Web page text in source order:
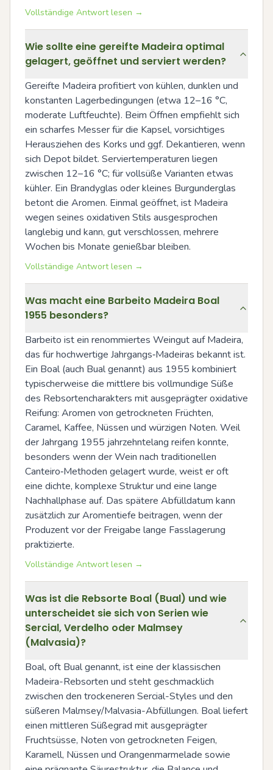
Vollständige Antwort lesen →
Wie sollte eine gereifte Madeira optimal
gelagert, geöffnet und serviert werden?
Gereifte Madeira profitiert von kühlen, dunklen und
konstanten Lagerbedingungen (etwa 12–16 °C,
moderate Luftfeuchte). Beim Öffnen empfiehlt sich
ein scharfes Messer für die Kapsel, vorsichtiges
Herausziehen des Korks und ggf. Dekantieren, wenn
sich Depot bildet. Serviertemperaturen liegen
zwischen 12–16 °C; für vollsüße Varianten etwas
kühler. Ein Brandyglas oder kleines Burgunderglas
betont die Aromen. Einmal geöffnet, ist Madeira
wegen seines oxidativen Stils ausgesprochen
langlebig und kann, gut verschlossen, mehrere
Wochen bis Monate genießbar bleiben.
Vollständige Antwort lesen →
Was macht eine Barbeito Madeira Boal
1955 besonders?
Barbeito ist ein renommiertes Weingut auf Madeira,
das für hochwertige Jahrgangs‑Madeiras bekannt ist.
Ein Boal (auch Bual genannt) aus 1955 kombiniert
typischerweise die mittlere bis vollmundige Süße
des Rebsortencharakters mit ausgeprägter oxidative
Reifung: Aromen von getrockneten Früchten,
Caramel, Kaffee, Nüssen und würzigen Noten. Weil
der Jahrgang 1955 jahrzehntelang reifen konnte,
besonders wenn der Wein nach traditionellen
Canteiro‑Methoden gelagert wurde, weist er oft
eine dichte, komplexe Struktur und eine lange
Nachhallphase auf. Das spätere Abfülldatum kann
zusätzlich zur Aromentiefe beitragen, wenn der
Produzent vor der Freigabe lange Fasslagerung
praktizierte.
Vollständige Antwort lesen →
Was ist die Rebsorte Boal (Bual) und wie
unterscheidet sie sich von Serien wie
Sercial, Verdelho oder Malmsey
(Malvasia)?
Boal, oft Bual genannt, ist eine der klassischen
Madeira-Rebsorten und steht geschmacklich
zwischen den trockeneren Sercial-Styles und den
süßeren Malmsey/Malvasia-Abfüllungen. Boal liefert
einen mittleren Süßegrad mit ausgeprägter
Fruchtsüsse, Noten von getrockneten Feigen,
Karamell, Nüssen und Orangenmarmelade sowie